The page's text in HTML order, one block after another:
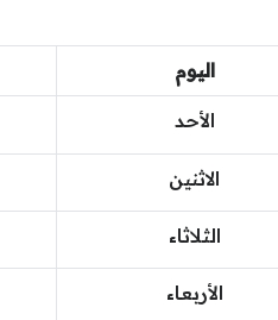
اليوم
الأحد
الاثنين
الثلاثاء
الأربعاء